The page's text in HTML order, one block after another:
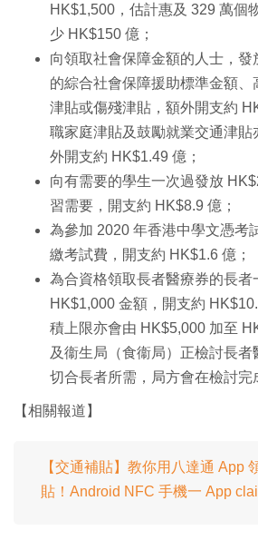
HK$1,500，估計惠及 329 萬個
少 HK$150 億；
向領取社會保障金額的人士，發
的綜合社會保障援助標準金額
津貼或傷殘津貼，額外開支約
職家庭津貼及鼓勵就業交通津貼
外開支約 HK$1.49 億；
向有需要的學生一次過發放
習需要，開支約 HK$8.9 億；
為參加 2020 年香港中學文憑考
繳考試費，開支約 HK$1.6 億；
為合資格領取長者醫療券的長者
HK$1,000 金額，開支約
積上限亦會由 HK$5,000 加至
及衞生局（食衞局）正檢討長
切合長者所需，局方會在檢討完
【相關報道】
【交通補貼】教你用八達通 App
貼！Android NFC 手機一 App